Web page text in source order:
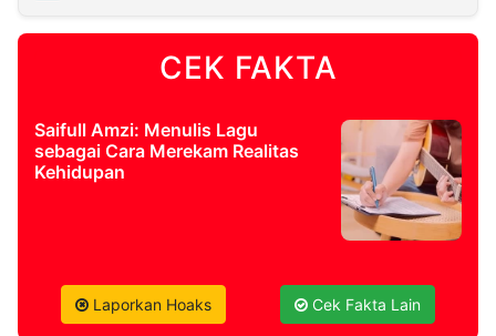
CEK FAKTA
Saifull Amzi: Menulis Lagu
sebagai Cara Merekam Realitas
Kehidupan
Laporkan Hoaks Cek Fakta Lain